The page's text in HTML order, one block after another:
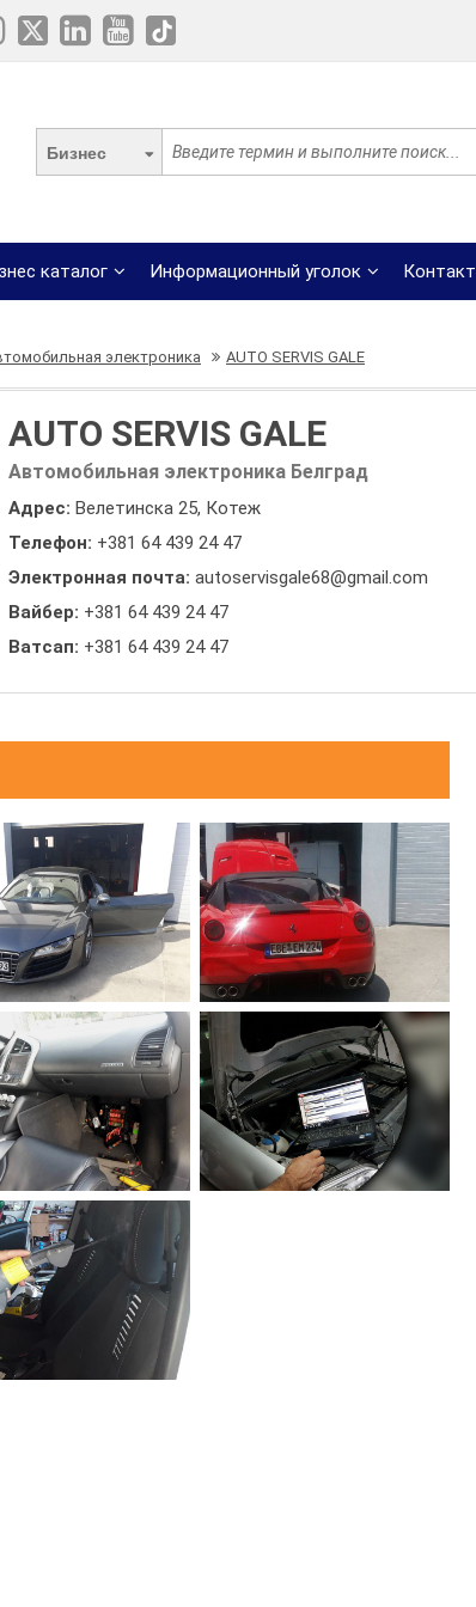
Бизнес
каталог Информационный уголок Контакт
электроника AUTO SERVIS GALE
AUTO SERVIS GALE
Автомобильная электроника Белград
Адрес: Велетинска 25, Котеж
Телефон: +381 64 439 24 47
Электронная почта: autoservisgale68@gmail.com
Вайбер: +381 64 439 24 47
Ватсап: +381 64 439 24 47